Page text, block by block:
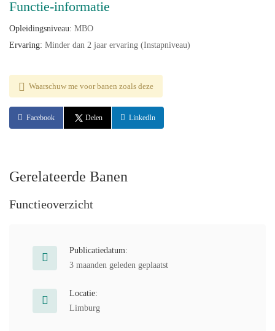
Functie-informatie
Opleidingsniveau: MBO
Ervaring: Minder dan 2 jaar ervaring (Instapniveau)
Waarschuw me voor banen zoals deze
Facebook Delen LinkedIn
Gerelateerde Banen
Functieoverzicht
Publicatiedatum:
3 maanden geleden geplaatst
Locatie:
Limburg